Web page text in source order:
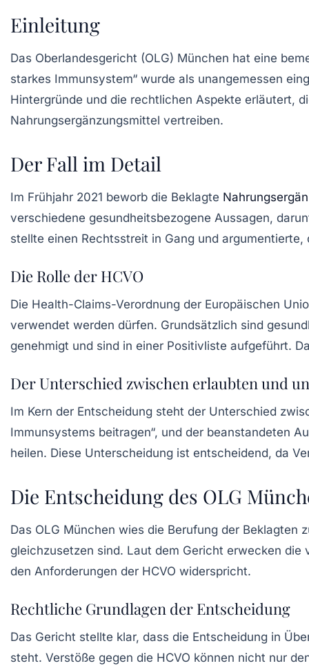
Einleitung
Das Oberlandesgericht (OLG) München hat eine
starkes Immunsystem“ wurde als unangemessen
Hintergründe und die rechtlichen Aspekte erläutert,
Nahrungsergänzungsmittel vertreiben.
Der Fall im Detail
Im Frühjahr 2021 beworb die Beklagte
verschiedene gesundheitsbezogene Aussagen,
stellte einen Rechtsstreit in Gang und
Die Rolle der HCVO
Die Health-Claims-Verordnung der Europäischen
verwendet werden dürfen. Grundsätzlich sind
genehmigt und sind in einer Positivliste aufgeführt.
Der Unterschied zwischen erlaubten und
Im Kern der Entscheidung steht der Unterschied
Immunsystems beitragen“, und der beanstandeten
heilen. Diese Unterscheidung ist entscheidend, da
Die Entscheidung des OLG
Das OLG München wies die Berufung der
gleichzusetzen sind. Laut dem Gericht erwecken
den Anforderungen der HCVO widerspricht.
Rechtliche Grundlagen der Entscheidung
Das Gericht stellte klar, dass die Entscheidung in
steht. Verstöße gegen die HCVO können nicht nur